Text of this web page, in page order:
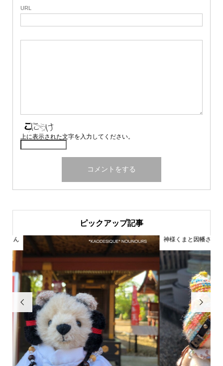
URL
上に表示された文字を入力してください。
ピックアップ記事

神様くまと因幡さん
